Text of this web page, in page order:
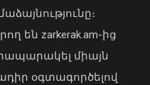
է
են zarkerak.am-ից
միայն
օգտագործելով